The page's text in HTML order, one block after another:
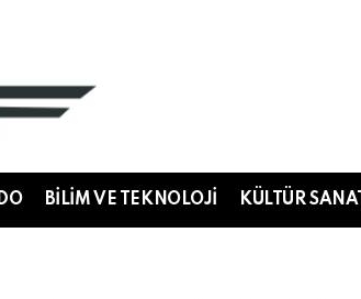
BILIM VE TEKNOLOJI KÜLTÜR SANAT